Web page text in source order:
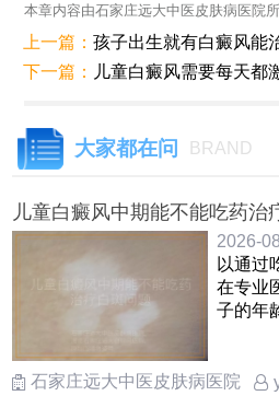
本章内容由石家庄远大中医皮肤病医院
上一篇：孩子出生就有白癜风能
下一篇：
儿童白癜风需要每天都
大家都在问 BRAND
儿童白癜风中期能不能吃药治
2026-
以通过
在专业
子的年
石家庄远大中医皮肤病医院